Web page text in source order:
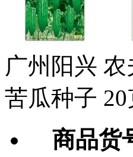
广州阳兴
苦瓜种子 20
商品货